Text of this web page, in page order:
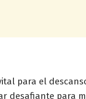
para el
desafiante para